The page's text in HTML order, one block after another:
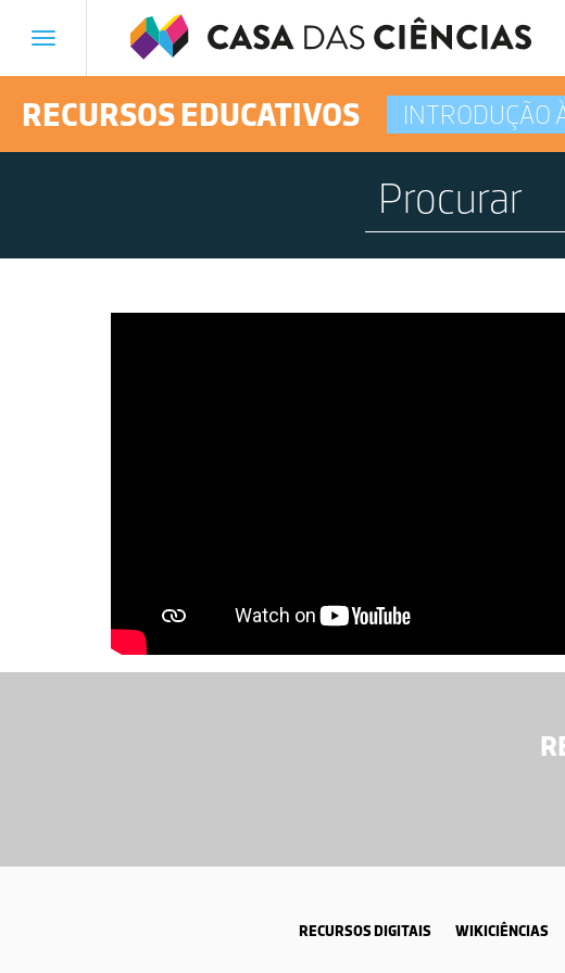
Toggle
RECURSOS EDUCATIVOS INTRODUÇÃO
RECURSOS DIGITAIS WIKICIÊNCIAS